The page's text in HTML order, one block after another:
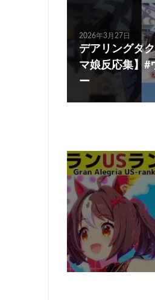
2026年3月27日
デアリングタ
マ娘反応集】#
ー